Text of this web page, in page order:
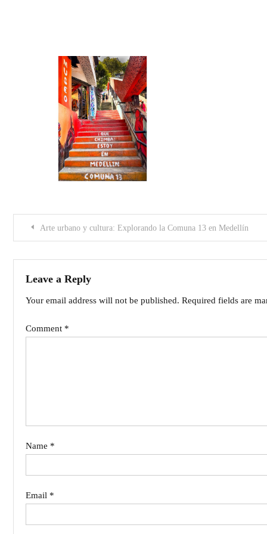
PostArte urbano y cultura: Explorando la Comuna 13 en Medellín
Leave a Reply
Your email address will not be published. Required fields are
Comment *
Name *
Email *